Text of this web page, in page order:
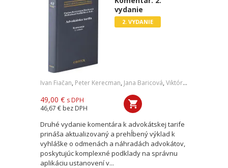
vydanie
2. VYDANIE
Ivan Fiačan, Peter Kerecman, Jana Baricová, Viktória Hellenbart
49,00 € s DPH
46,67 € bez DPH
Druhé vydanie komentára k advokátskej tarife
prináša aktualizovaný a prehĺbený výklad k
vyhláške o odmenách a náhradách advokátov,
poskytujúc komplexné podklady na správnu
aplikáciu ustanovení v...